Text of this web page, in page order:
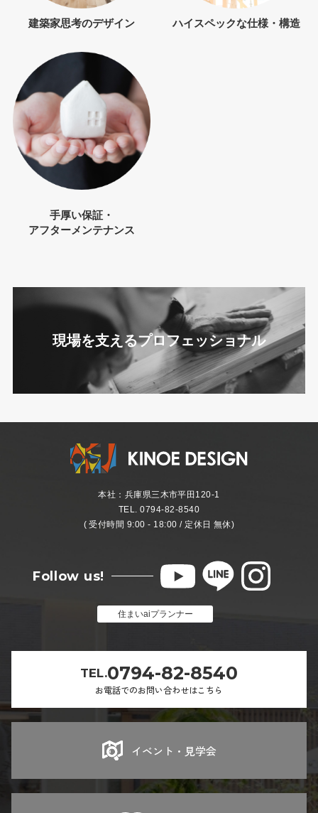
建築家思考のデザイン ハイスペックな仕様・構造
手厚い保証・
アフターメンテナンス
現場を支えるプロフェッショナル
本社：兵庫県三木市平田120-1
TEL. 0794-82-8540
( 受付時間 9:00 - 18:00 / 定休日 無休)
Follow us!
住まいaiプランナー
TEL.0794-82-8540
お電話でのお問い合わせはこちら
イベント・見学会